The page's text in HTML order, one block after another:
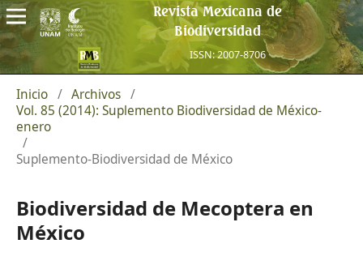
Revista Mexicana de
Biodiversidad
ISSN: 2007-8706
Inicio / Archivos /
Vol. 85 (2014): Suplemento Biodiversidad de México-
enero
/
Suplemento-Biodiversidad de México
Biodiversidad de Mecoptera en
México